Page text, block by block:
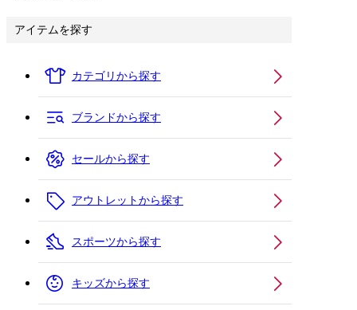
アイテムを探す
カテゴリから探す
ブランドから探す
セールから探す
アウトレットから探す
スポーツから探す
キッズから探す